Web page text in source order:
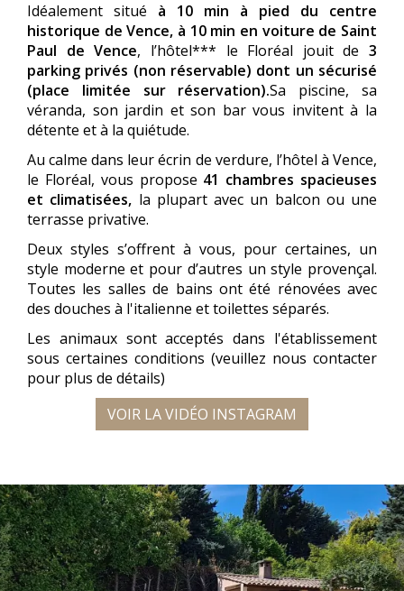
Idéalement situé à 10 min à pied du centre
historique de Vence, à 10 min en voiture de Saint
Paul de Vence, l’hôtel*** le Floréal jouit de 3
parking privés (non réservable) dont un sécurisé
(place limitée sur réservation).Sa piscine, sa
véranda, son jardin et son bar vous invitent à la
détente et à la quiétude.
Au calme dans leur écrin de verdure, l’hôtel à Vence,
le Floréal, vous propose 41 chambres spacieuses
et climatisées, la plupart avec un balcon ou une
terrasse privative.
Deux styles s’offrent à vous, pour certaines, un
style moderne et pour d’autres un style provençal.
Toutes les salles de bains ont été rénovées avec
des douches à l'italienne et toilettes séparés.
Les animaux sont acceptés dans l'établissement
sous certaines conditions (veuillez nous contacter
pour plus de détails)
VOIR LA VIDÉO INSTAGRAM